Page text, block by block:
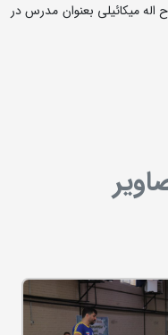
میکائیلی بعنوان مدرس در